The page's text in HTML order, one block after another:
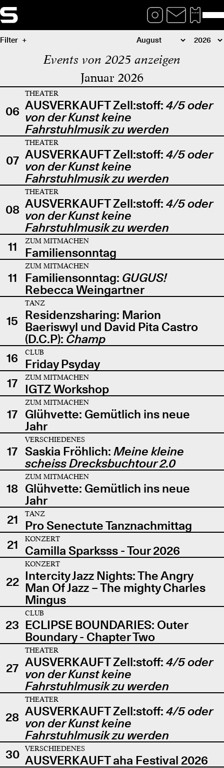
Filter
Events von 2025 anzeigen
Januar 2026
06
THEATER
AUSVERKAUFT Zell:stoff: 4/5 oder
von der Kunst keine
Fahrstuhlmusik zu werden
07
THEATER
AUSVERKAUFT Zell:stoff: 4/5 oder
von der Kunst keine
Fahrstuhlmusik zu werden
08
THEATER
AUSVERKAUFT Zell:stoff: 4/5 oder
von der Kunst keine
Fahrstuhlmusik zu werden
11
ZUM MITMACHEN
Familiensonntag
11
ZUM MITMACHEN
Familiensonntag: GUGUS!
Rebecca Weingartner
15
TANZ
Residenzsharing: Marion
Baeriswyl und David Pita Castro
(D.C.P): Champ
16
CLUB
Friday Psyday
17
ZUM MITMACHEN
IGTZ Workshop
17
ZUM MITMACHEN
Glühvette: Gemütlich ins neue
Jahr
17
VERSCHIEDENES
Saskia Fröhlich: Meine kleine
scheiss Drecksbuchtour 2.0
18
ZUM MITMACHEN
Glühvette: Gemütlich ins neue
Jahr
21
TANZ
Pro Senectute Tanznachmittag
21
KONZERT
Camilla Sparksss - Tour 2026
22
KONZERT
Intercity Jazz Nights: The Angry
Man Of Jazz – The mighty Charles
Mingus
23
CLUB
ECLIPSE BOUNDARIES: Outer
Boundary - Chapter Two
27
THEATER
AUSVERKAUFT Zell:stoff: 4/5 oder
von der Kunst keine
Fahrstuhlmusik zu werden
28
THEATER
AUSVERKAUFT Zell:stoff: 4/5 oder
von der Kunst keine
Fahrstuhlmusik zu werden
30
VERSCHIEDENES
AUSVERKAUFT aha Festival 2026